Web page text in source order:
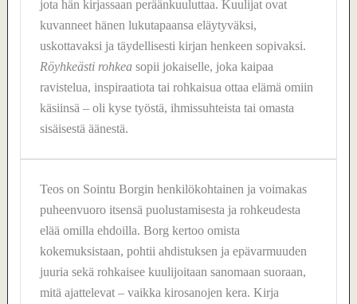
jota hän kirjassaan peräänkuuluttaa. Kuulijat ovat
kuvanneet hänen lukutapaansa eläytyväksi,
uskottavaksi ja täydellisesti kirjan henkeen sopivaksi.
Röyhkeästi rohkeasopii jokaiselle, joka kaipaa
ravistelua, inspiraatiota tai rohkaisua ottaa elämä omiin
käsiinsä – oli kyse työstä, ihmissuhteista tai omasta
sisäisestä äänestä.
Teos on Sointu Borgin henkilökohtainen ja voimakas
puheenvuoro itsensä puolustamisesta ja rohkeudesta
elää omilla ehdoilla. Borg kertoo omista
kokemuksistaan, pohtii ahdistuksen ja epävarmuuden
juuria sekä rohkaisee kuulijoitaan sanomaan suoraan,
mitä ajattelevat – vaikka kirosanojen kera. Kirja